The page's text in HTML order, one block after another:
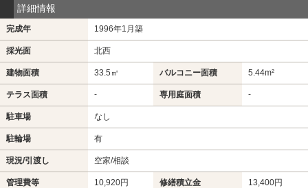
詳細情報
完成年 1996年1月築
採光面 北西
建物面積 33.5㎡ バルコニー面積 5.44m²
テラス面積 - 専用庭面積 -
駐車場 なし
駐輪場 有
現況/引渡し 空家/相談
管理費等 10,920円 修繕積立金 13,400円